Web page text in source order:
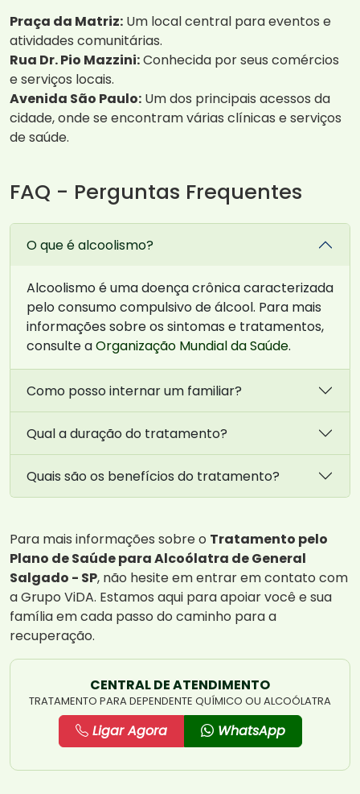
Praça da Matriz: Um local central para eventos e
atividades comunitárias.
Rua Dr. Pio Mazzini:Conhecida por seus comércios
e serviços locais.
Avenida São Paulo: Um dos principais acessos da
cidade, onde se encontram várias clínicas e serviços
de saúde.
FAQ - Perguntas Frequentes
O que é alcoolismo?
Alcoolismo é uma doença crônica caracterizada
pelo consumo compulsivo de álcool. Para mais
informações sobre os sintomas e tratamentos,
consulte aOrganização Mundial da Saúde.
Como posso internar um familiar?
Qual a duração do tratamento?
Quais são os benefícios do tratamento?
Para mais informações sobre o Tratamento pelo
Plano de Saúde para Alcoólatra de General
Salgado - SP, não hesite em entrar em contato com
a Grupo ViDA. Estamos aqui para apoiar você e sua
família em cada passo do caminho para a
recuperação.
CENTRAL DE ATENDIMENTO
TRATAMENTO PARA DEPENDENTE QUÍMICO OU ALCOÓLATRA
Ligar Agora WhatsApp